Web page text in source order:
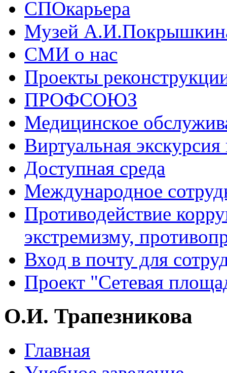
СПОкарьера
Музей
СМИ о нас
Проекты
ПРОФСОЮЗ
Медицинское
Виртуальная
Доступная среда
Международное
Противодействие
экстремизму,
Вход в почту для
Проект "Сетевая
О.И. Трапезникова
Главная